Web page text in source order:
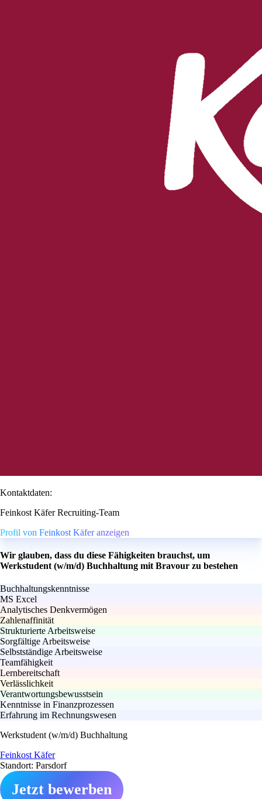
Kontaktdaten:
Feinkost Käfer Recruiting-Team
Profil von Feinkost Käfer anzeigen
Wir glauben, dass du diese Fähigkeiten brauchst, um
Werkstudent (w/m/d) Buchhaltung mit Bravour zu bestehen
Buchhaltungskenntnisse
MS Excel
Analytisches Denkvermögen
Zahlenaffinität
Strukturierte Arbeitsweise
Sorgfältige Arbeitsweise
Selbstständige Arbeitsweise
Teamfähigkeit
Lernbereitschaft
Verlässlichkeit
Verantwortungsbewusstsein
Kenntnisse in Finanzprozessen
Erfahrung im Rechnungswesen
Werkstudent (w/m/d) Buchhaltung
Feinkost Käfer
Standort: Parsdorf
Jetzt bewerben